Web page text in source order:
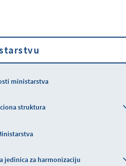
ministarstva
struktura
jedinica za harmonizaciju